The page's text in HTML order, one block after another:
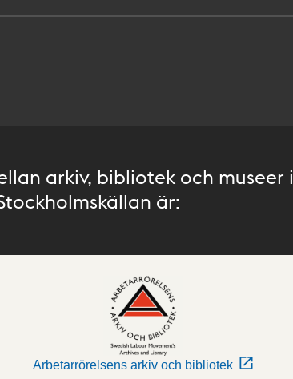
arkiv, bibliotek och museer i
är:
Arbetarrörelsens arkiv och bibliotek